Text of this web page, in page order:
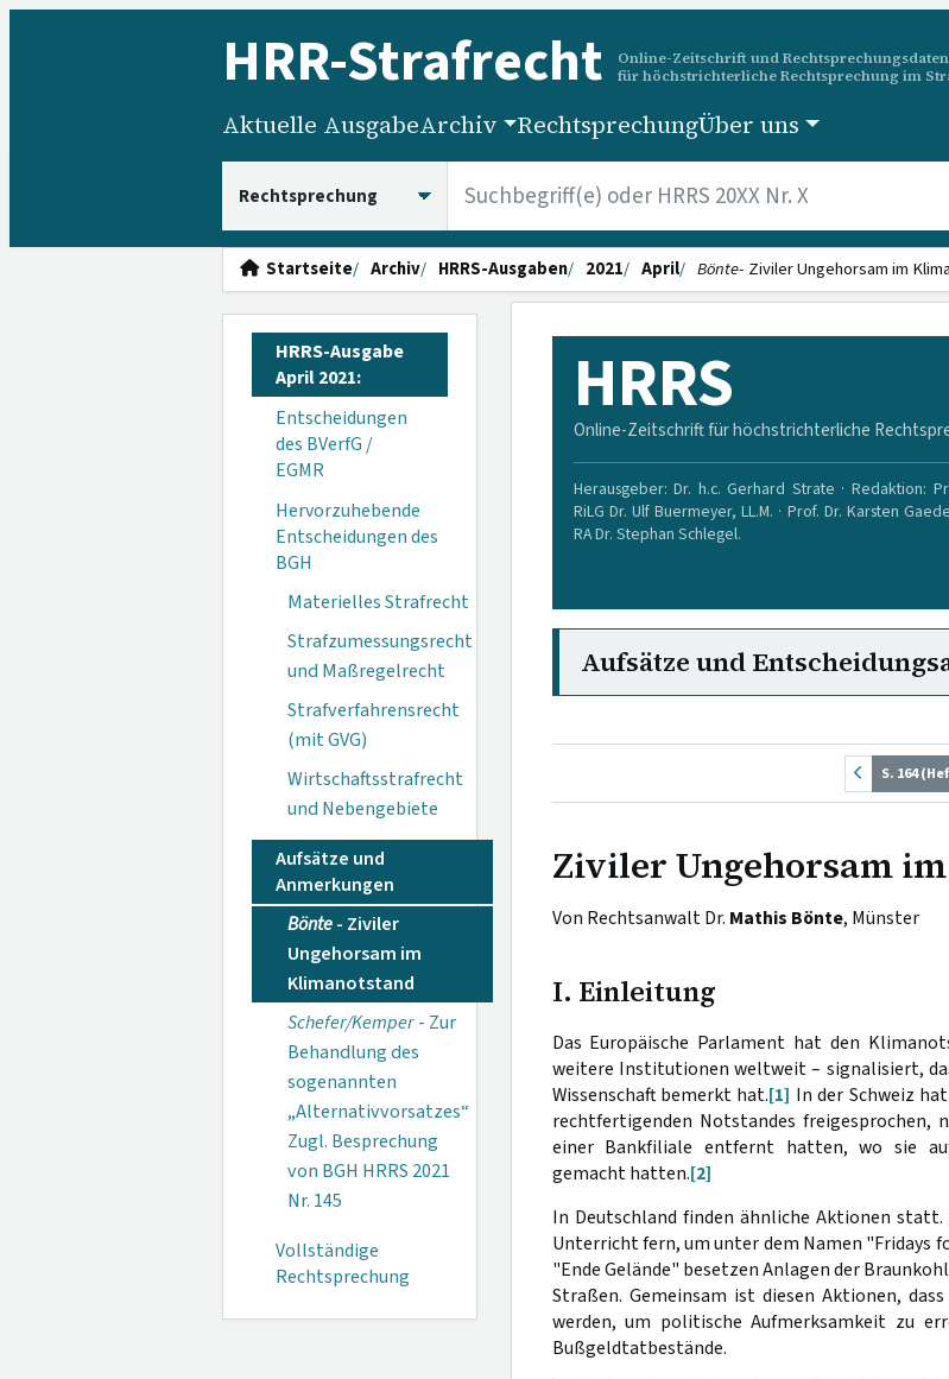
HRR-Strafrecht
Online-Zeitschrift und
für höchstrichterliche Rechtsprechung im
Aktuelle AusgabeArchiv RechtsprechungÜber uns
Startseite Archiv HRRS-Ausgaben 2021 April Bönte- Ziviler Ungehorsam im
HRRS-Ausgabe
April 2021:
Entscheidungen
des BVerfG /
EGMR
Hervorzuhebende
Entscheidungen des
BGH
Materielles Strafrecht
Strafzumessungsrecht
und Maßregelrecht
Strafverfahrensrecht
(mit GVG)
Wirtschaftsstrafrecht
und Nebengebiete
Aufsätze und
Anmerkungen
Bönte- Ziviler
Ungehorsam im
Klimanotstand
Schefer/Kemper- Zur
Behandlung des
sogenannten
„Alternativvorsatzes“
Zugl. Besprechung
von BGH HRRS 2021
Nr. 145
Vollständige
Rechtsprechung
HRRS
Online-Zeitschrift für höchstrichterliche
Herausgeber: Dr. h.c. Gerhard Strate · Redaktion:
RiLG Dr. Ulf Buermeyer, LL.M. · Prof. Dr. Karsten
RA Dr. Stephan Schlegel.
Aufsätze und
S. 164
Ziviler Ungehorsam
Von Rechtsanwalt Dr. Mathis Bönte, Münster
I. Einleitung
Das Europäische Parlament hat den
weitere Institutionen weltweit – signalisiert,
Wissenschaft bemerkt hat.[1] In der Schweiz
rechtfertigenden Notstandes freigesprochen,
einer Bankfiliale entfernt hatten, wo sie
gemacht hatten.[2]
In Deutschland finden ähnliche Aktionen
Unterricht fern, um unter dem Namen "Fridays
"Ende Gelände" besetzen Anlagen der
Straßen. Gemeinsam ist diesen Aktionen,
werden, um politische Aufmerksamkeit zu
Bußgeldtatbestände.